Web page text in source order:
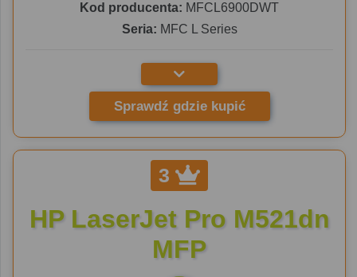
Kod producenta: MFCL6900DWT
Seria: MFC L Series
Sprawdź gdzie kupić
3
HP LaserJet Pro M521dn
MFP